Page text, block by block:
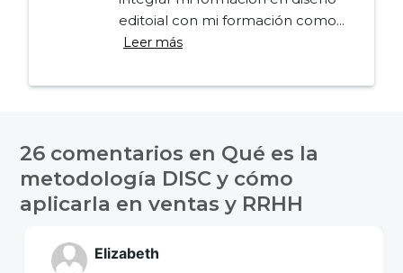
editoial con mi formación como...
Leer más
de
entradas
26 comentarios en Qué es la
metodología DISC y cómo
aplicarla en ventas y RRHH
Elizabeth